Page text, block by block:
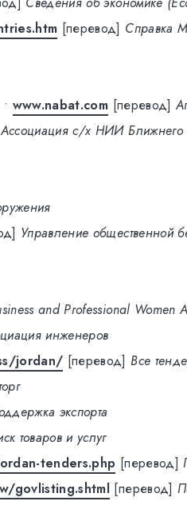
[перевод] Справка
• www.nabat.com [перевод]
Ассоциация с/х НИИ Ближнего
Управление общественной
and Professional Women
инженеров
jordan/ [перевод] Все
экспорта
товаров и услуг
tenders.php [перевод]
govlisting.shtml [перевод]